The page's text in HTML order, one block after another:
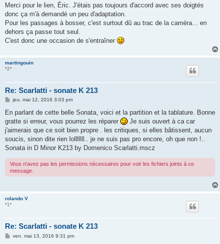
s
a
g
Merci pour le lien, Éric. J'étais pas toujours d'accord avec ses doigtés
donc ça m'à demandé un peu d'adaptation.
Pour les passages à bosser, c'est surtout dû au trac de la caméra... en
dehors ça passe tout seul.
C'est donc une occasion de s'entraîner
martingouin
*2*
Re: Scarlatti - sonate K 213
M
s
a
g
jeu. mai 12, 2016 3:03 pm
En parlant de cette belle Sonata, voici et la partition et la tablature. Bonne
gratte si erreur, vous pourrez les réparer
Je suis ouvert à ca car
j'aimerais que ce soit bien propre . les critiques, si elles bâtissent, aucun
soucis, sinon dite rien lolllllll.. je ne suis pas pro encore, oh que non !..
Sonata in D Minor K213 by Domenico Scarlatti.mscz
Vous n’avez pas les permissions nécessaires pour voir les fichiers joints à ce
message.
rolando V
*1*
Re: Scarlatti - sonate K 213
Mven. mai 13, 2016 9:31 pm